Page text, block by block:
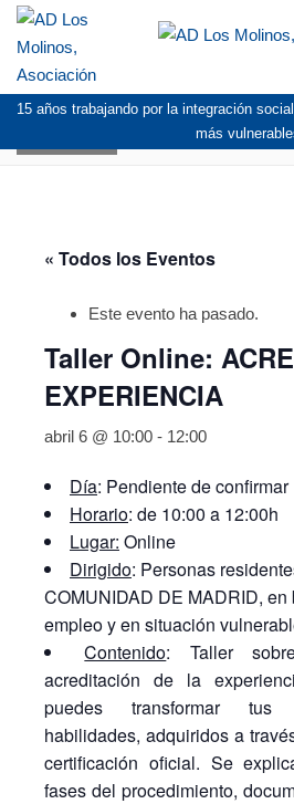
15 años trabajando por la integración
más
« Todos los Eventos
Este evento ha pasado.
Taller Online:
EXPERIENCIA
abril 6 @ 10:00 - 12:00
Día: Pendiente de confirmar
Horario: de 10:00 a 12:00h
Lugar: Online
Dirigido: Personas
COMUNIDAD DE MADRID,
empleo y en situación
Contenido: Taller
acreditación de la
puedes transformar tus
habilidades, adquiridos a
certificación oficial. Se
fases del procedimiento,